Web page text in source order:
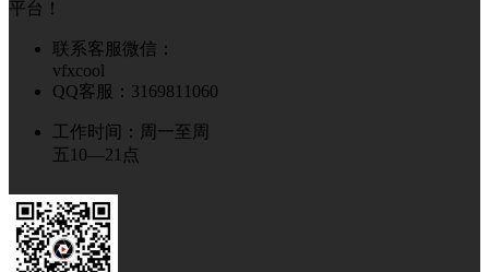
平台！
联系客服微信：
vfxcool
QQ客服：3169811060
工作时间：周一至周
五10—21点